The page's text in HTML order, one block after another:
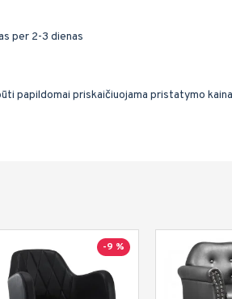
per 2-3 dienas
papildomai priskaičiuojama pristatymo
-9 %